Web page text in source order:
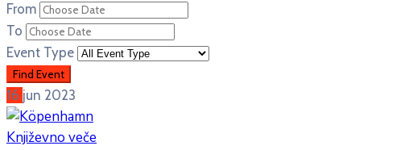
From
To
Event Type
16 jun 2023
Književno veče